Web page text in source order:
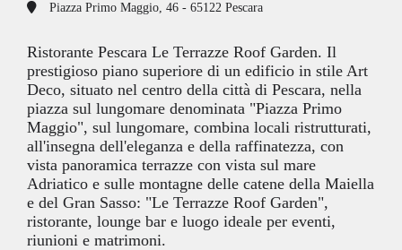
Piazza Primo Maggio, 46 - 65122 Pescara
Ristorante Pescara Le Terrazze Roof Garden. Il
prestigioso piano superiore di un edificio in stile Art
Deco, situato nel centro della città di Pescara, nella
piazza sul lungomare denominata "Piazza Primo
Maggio", sul lungomare, combina locali ristrutturati,
all'insegna dell'eleganza e della raffinatezza, con
vista panoramica terrazze con vista sul mare
Adriatico e sulle montagne delle catene della Maiella
e del Gran Sasso: "Le Terrazze Roof Garden",
ristorante, lounge bar e luogo ideale per eventi,
riunioni e matrimoni.